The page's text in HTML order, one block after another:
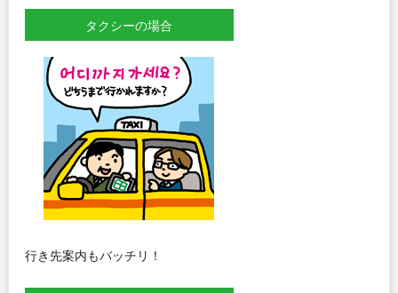
タクシーの場合
行き先案内もバッチリ！